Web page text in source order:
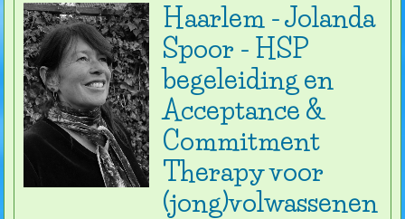
Haarlem - Jolanda
Spoor - HSP
begeleiding en
Acceptance &
Commitment
Therapy voor
(jong)volwassenen